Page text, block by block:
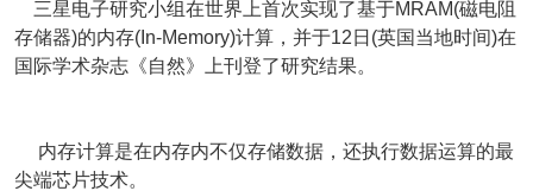
三星电子研究小组在世界上首次实现了基于MRAM(磁电阻
存储器)的内存(In-Memory)计算，并于12日(英国当地时间)在
国际学术杂志《自然》上刊登了研究结果。
内存计算是在内存内不仅存储数据，还执行数据运算的最
尖端芯片技术。